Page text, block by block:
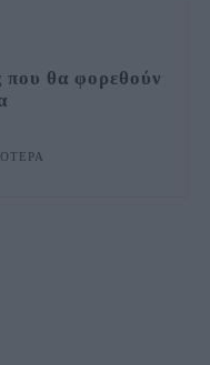
που θα φορεθούν